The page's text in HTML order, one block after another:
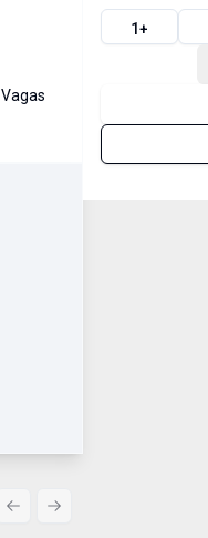
Vagas
Previous slide
Next slide
1+